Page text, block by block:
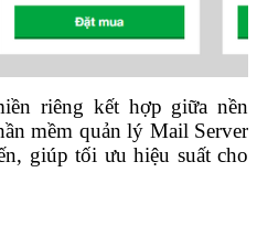
riêng kết hợp giữa nền
mềm quản lý Mail Server
giúp tối ưu hiệu suất cho